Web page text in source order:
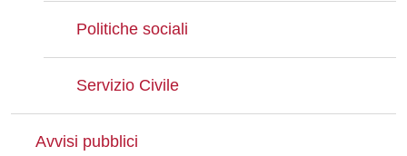
Politiche sociali
Servizio Civile
Avvisi pubblici